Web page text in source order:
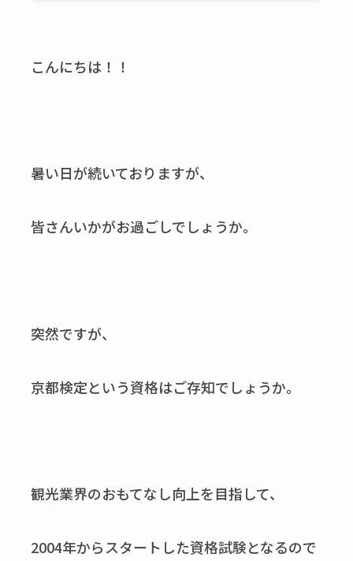
こんにちは！！
暑い日が続いておりますが、
皆さんいかがお過ごしでしょうか。
突然ですが、
京都検定という資格はご存知でしょうか。
観光業界のおもてなし向上を目指して、
2004年からスタートした資格試験となるので